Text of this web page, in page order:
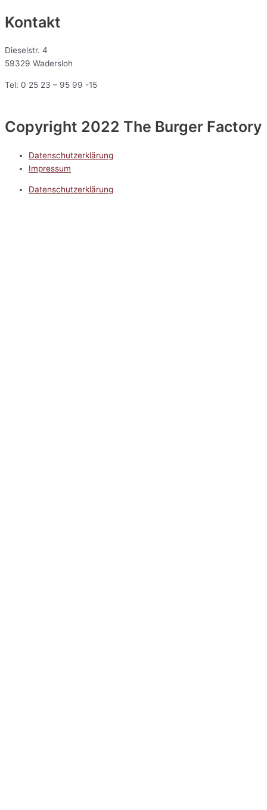
Kontakt
Dieselstr. 4
59329 Wadersloh
Tel: 0 25 23 – 95 99 -15
Copyright 2022 The Burger Factory
Datenschutzerklärung
Impressum
Datenschutzerklärung